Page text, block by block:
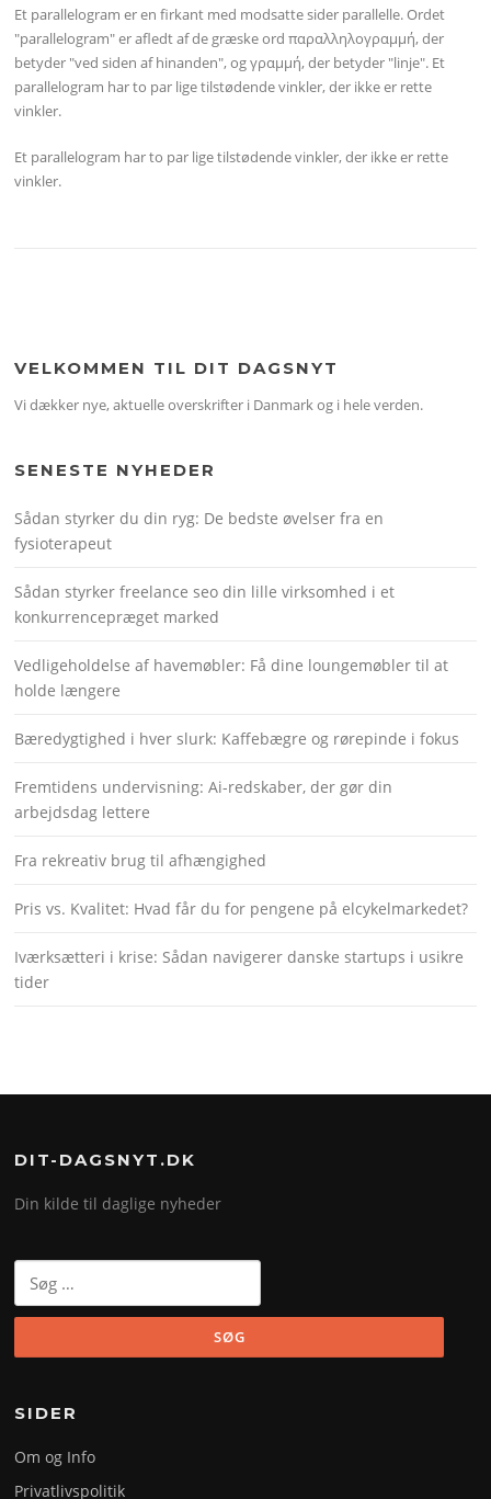
Et parallelogram er en firkant med modsatte sider parallelle. Ordet
"parallelogram" er afledt af de græske ord παραλληλογραμμή, der
betyder "ved siden af hinanden", og γραμμή, der betyder "linje". Et
parallelogram har to par lige tilstødende vinkler, der ikke er rette
vinkler.
Et parallelogram har to par lige tilstødende vinkler, der ikke er rette
vinkler.
VELKOMMEN TIL DIT DAGSNYT
Vi dækker nye, aktuelle overskrifter i Danmark og i hele verden.
SENESTE NYHEDER
Sådan styrker du din ryg: De bedste øvelser fra en
fysioterapeut
Sådan styrker freelance seo din lille virksomhed i et
konkurrencepræget marked
Vedligeholdelse af havemøbler: Få dine loungemøbler til at
holde længere
Bæredygtighed i hver slurk: Kaffebægre og rørepinde i fokus
Fremtidens undervisning: Ai-redskaber, der gør din
arbejdsdag lettere
Fra rekreativ brug til afhængighed
Pris vs. Kvalitet: Hvad får du for pengene på elcykelmarkedet?
Iværksætteri i krise: Sådan navigerer danske startups i usikre
tider
DIT-DAGSNYT.DK
Din kilde til daglige nyheder
efter:
SIDER
Om og Info
Privatlivspolitik